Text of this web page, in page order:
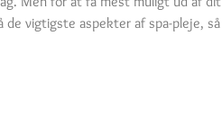
vigtigste aspekter af spa-pleje,